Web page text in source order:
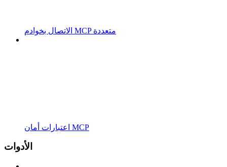
الاتصال بخوادم MCP متعددة
اعتبارات أمان MCP
الأدوات